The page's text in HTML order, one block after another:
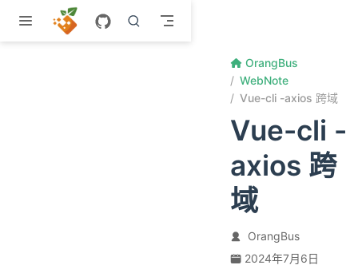
跳至主要內容
OrangBus
WebNote
Vue-cli -axios 跨域
Vue-cli -
axios 跨
域
OrangBus
2024年7月6日